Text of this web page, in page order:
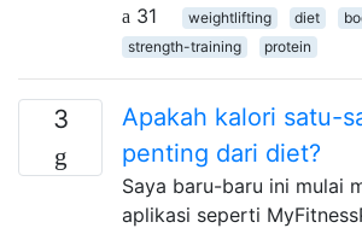
31
weightlifting diet
strength-training
protein
3
Apakah kalori satu-
penting dari diet?
Saya baru-baru ini mulai
aplikasi seperti